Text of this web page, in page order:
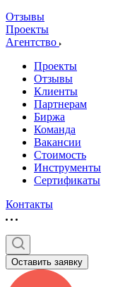
Отзывы
Проекты
Агентство
Проекты
Отзывы
Клиенты
Партнерам
Биржа
Команда
Вакансии
Стоимость
Инструменты
Сертификаты
Контакты
Оставить заявку